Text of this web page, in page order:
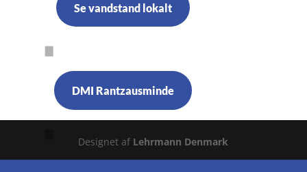
Se vandstand lokalt
DMI Rantzausminde
Designet af Lehrmann Denmark